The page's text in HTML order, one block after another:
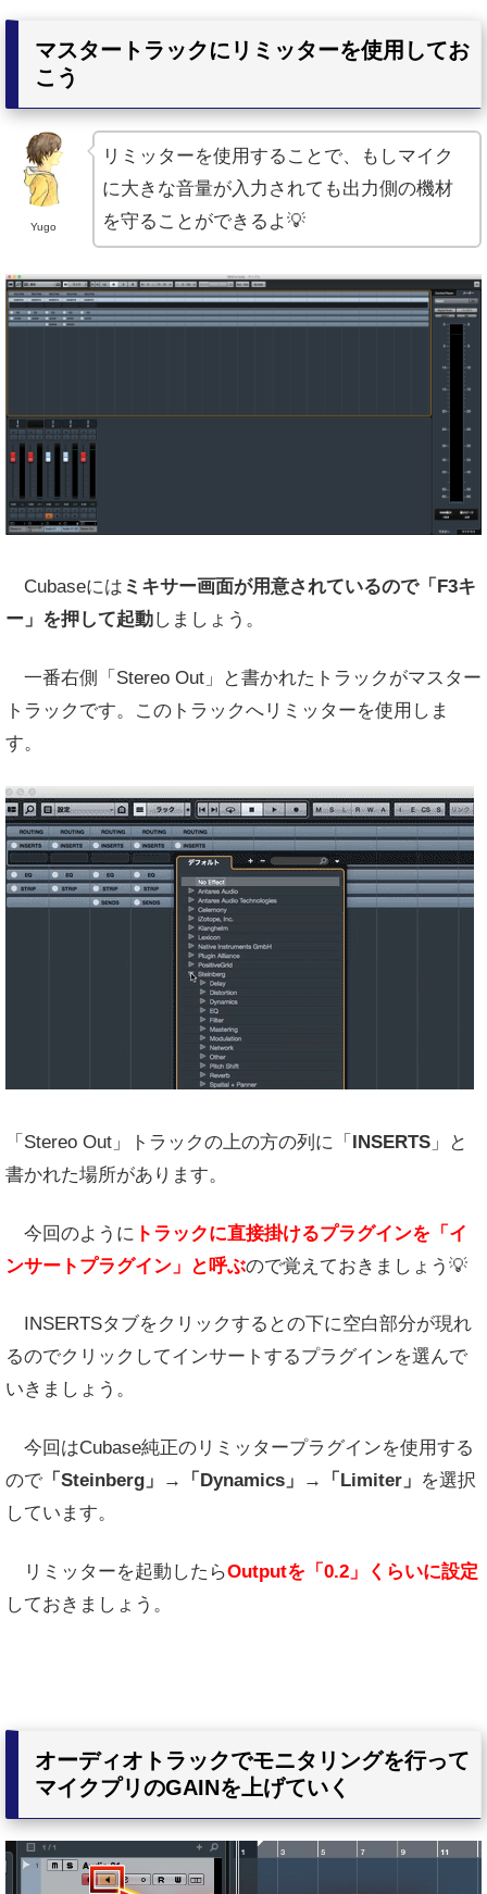
マスタートラックにリミッターを使用してお
こう
Yugo
リミッターを使用することで、もしマイク
に大きな音量が入力されても出力側の機材
を守ることができるよ💡
Cubaseには ミキサー画面が用意されているので「F3キ
ー」を押して起動しましょう。
一番右側「Stereo Out」と書かれたトラックがマスター
トラックです。このトラックへリミッターを使用しま
す。
「Stereo Out」トラックの上の方の列に「 INSERTS 」と
書かれた場所があります。
今回のように トラックに直接掛けるプラグインを「イ
ンサートプラグイン」と呼ぶので覚えておきましょう💡
INSERTSタブをクリックするとの下に空白部分が現れ
るのでクリックしてインサートするプラグインを選んで
いきましょう。
今回はCubase純正のリミッタープラグインを使用する
ので 「Steinberg」→「Dynamics」→「Limiter」 を選択
しています。
リミッターを起動したらOutputを「0.2」くらいに設定
しておきましょう。
オーディオトラックでモニタリングを行って
マイクプリのGAINを上げていく